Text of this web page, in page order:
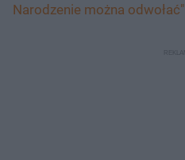
Narodzenie można odwołać"